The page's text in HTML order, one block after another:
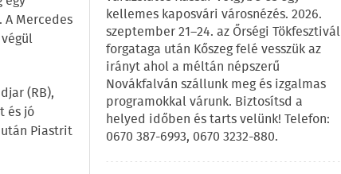
Mercedes
(RB),
és jó
Piastrit
kellemes kaposvári városnézés. 2026.
szeptember 21–24. az Őrségi Tökfesztivál
forgataga után Kőszeg felé vesszük az
irányt ahol a méltán népszerű
Novákfalván szállunk meg és izgalmas
programokkal várunk. Biztosítsd a
helyed időben és tarts velünk! Telefon:
0670 387-6993, 0670 3232-880.